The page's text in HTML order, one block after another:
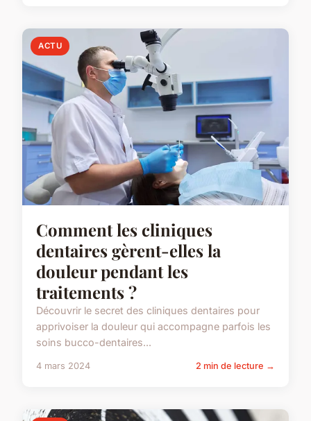
ACTU
Comment les cliniques
dentaires gèrent-elles la
douleur pendant les
traitements ?
Découvrir le secret des cliniques dentaires pour
apprivoiser la douleur qui accompagne parfois les
soins bucco-dentaires...
4 mars 2024 2 min de lecture →